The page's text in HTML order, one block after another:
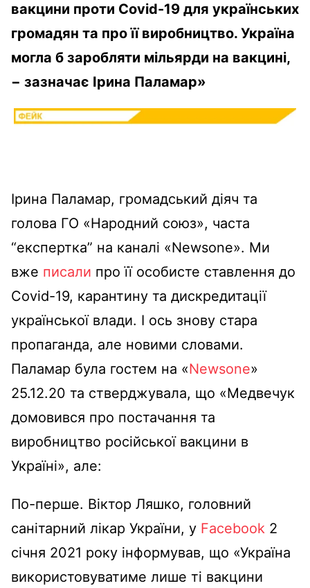
вакцини проти Covid-19 для українських
громадян та про її виробництво. Україна
могла б заробляти мільярди на вакцині,
− зазначає Ірина Паламар»
Ірина Паламар, громадський діяч та
голова ГО «Народний союз», часта
“експертка” на каналі «Newsone». Ми
вже писали про її особисте ставлення до
Covid-19, карантину та дискредитації
української влади. І ось знову стара
пропаганда, але новими словами.
Паламар була гостем на «Newsone»
25.12.20 та стверджувала, що «Медвечук
домовився про постачання та
виробництво російської вакцини в
Україні», але:
По-перше. Віктор Ляшко, головний
санітарний лікар України, у Facebook 2
січня 2021 року інформував, що «Україна
використовуватиме лише ті вакцини